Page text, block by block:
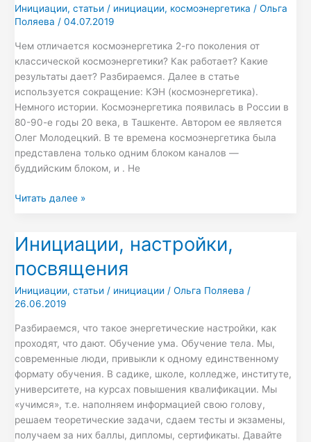
Инициации,статьи / инициации, космоэнергетика /Ольга
Поляева/04.07.2019
Чем отличается космоэнергетика 2-го поколения от
классической космоэнергетики? Как работает? Какие
результаты дает? Разбираемся. Далее в статье
используется сокращение: КЭН (космоэнергетика).
Немного истории. Космоэнергетика появилась в России в
80-90-е годы 20 века, в Ташкенте. Автором ее является
Олег Молодецкий. В те времена космоэнергетика была
представлена только одним блоком каналов —
буддийским блоком, и . Не
чем
отличия
Читать далее »
Инициации, настройки,
посвящения
Инициации,статьи / инициации /Ольга Поляева/
26.06.2019
Разбираемся, что такое энергетические настройки, как
проходят, что дают. Обучение ума. Обучение тела. Мы,
современные люди, привыкли к одному единственному
формату обучения. В садике, школе, колледже, институте,
университете, на курсах повышения квалификации. Мы
«учимся», т.е. наполняем информацией свою голову,
решаем теоретические задачи, сдаем тесты и экзамены,
получаем за них баллы, дипломы, сертификаты. Давайте
Инициации,
настройки,
посвящения